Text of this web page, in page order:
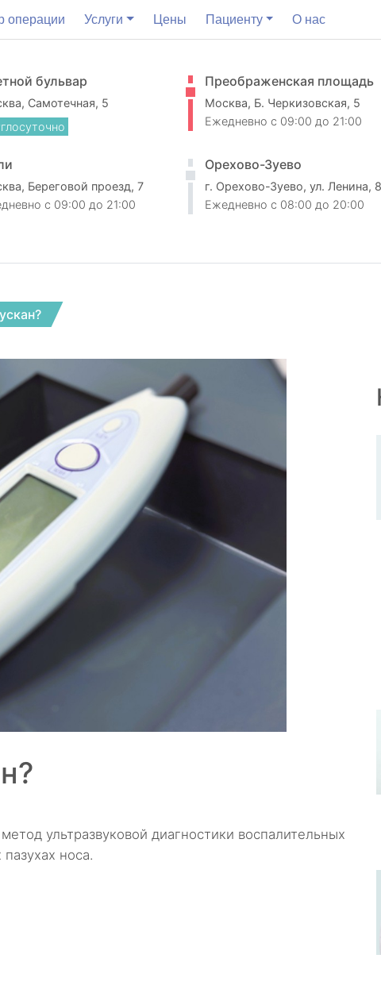
операции Услуги Цены Пациенту О нас
бульвар
Самотечная, 5
Преображенская площадь
Москва, Б. Черкизовская, 5
Ежедневно c 09:00 до 21:00
Береговой проезд, 7
c 09:00 до 21:00
Орехово-Зуево
г. Орехово-Зуево, ул. Ленина,
Ежедневно c 08:00 до 20:00
ультразвуковой диагностики воспалительных
носа.